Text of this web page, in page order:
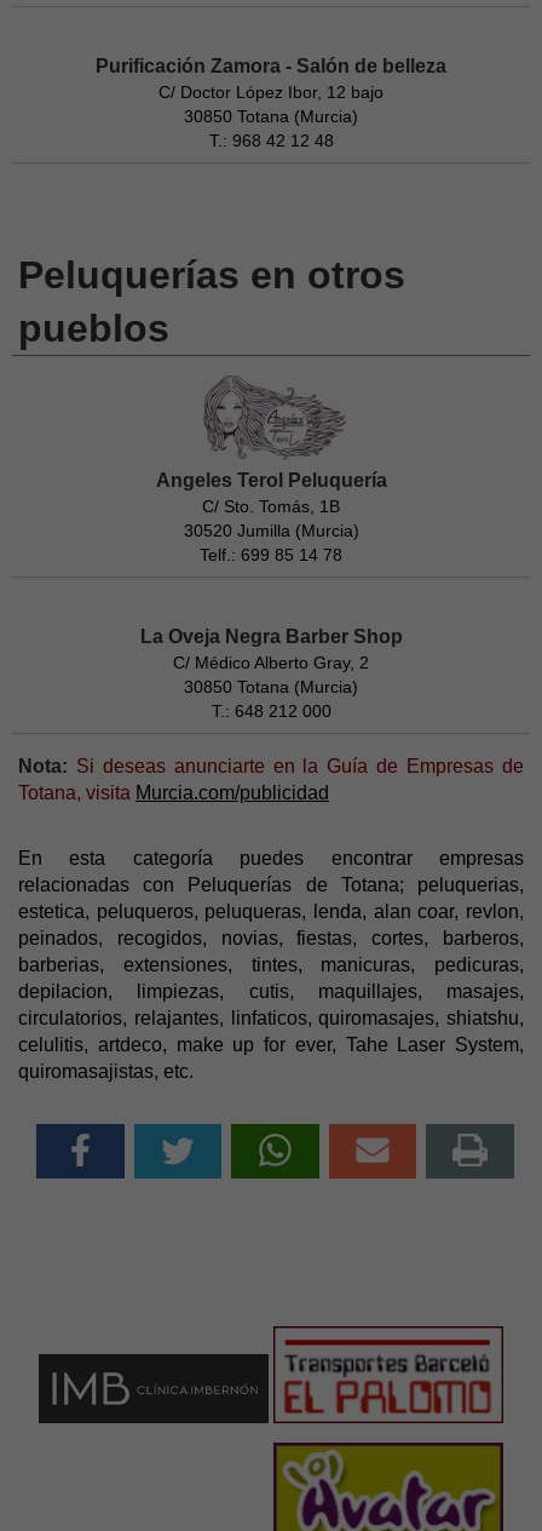
Purificación Zamora - Salón de belleza
C/ Doctor López Ibor, 12 bajo
30850 Totana (Murcia)
T.: 968 42 12 48
Peluquerías en otros
pueblos
Angeles Terol Peluquería
C/ Sto. Tomás, 1B
30520 Jumilla (Murcia)
Telf.: 699 85 14 78
La Oveja Negra Barber Shop
C/ Médico Alberto Gray, 2
30850 Totana (Murcia)
T.: 648 212 000
Nota: Si deseas anunciarte en la Guía de Empresas de
Totana, visita Murcia.com/publicidad
En esta categoría puedes encontrar empresas
relacionadas con Peluquerías de Totana; peluquerias,
estetica, peluqueros, peluqueras, lenda, alan coar, revlon,
peinados, recogidos, novias, fiestas, cortes, barberos,
barberias, extensiones, tintes, manicuras, pedicuras,
depilacion, limpiezas, cutis, maquillajes, masajes,
circulatorios, relajantes, linfaticos, quiromasajes, shiatshu,
celulitis, artdeco, make up for ever, Tahe Laser System,
quiromasajistas, etc.